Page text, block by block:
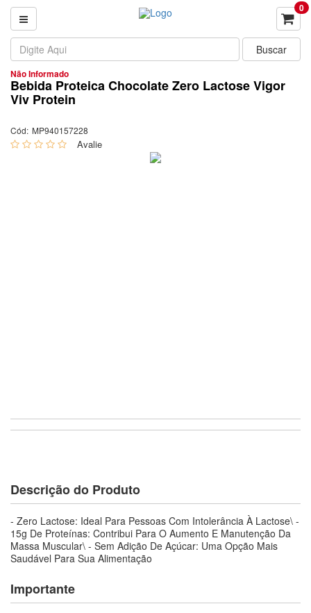
0
Não Informado
Bebida Proteica Chocolate Zero Lactose Vigor
Viv Protein
Cód: MP940157228
Descrição do Produto
- Zero Lactose: Ideal Para Pessoas Com Intolerância À Lactose\ -
15g De Proteínas: Contribui Para O Aumento E Manutenção Da
Massa Muscular\ - Sem Adição De Açúcar: Uma Opção Mais
Saudável Para Sua Alimentação
Importante